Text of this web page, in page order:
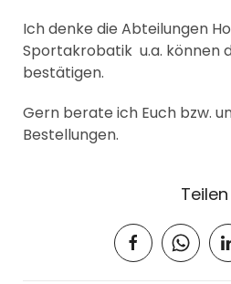
Ich denke die Abteilungen
Sportakrobatik u.a. können
bestätigen.
Gern berate ich Euch bzw.
Bestellungen.
Teilen